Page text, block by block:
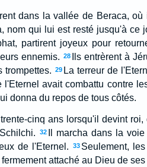
dans la vallée de Beraca,
nom qui lui est resté jusqu'à ce
partirent joyeux pour
ennemis. 28
Ils entrèrent à
trompettes. 29 La terreur de
avait combattu contre
donna du repos de tous côtés.
cinq ans lorsqu'il devint
32
Il marcha dans la
de l'Eternel.
33 Seulement,
attaché au Dieu de ses